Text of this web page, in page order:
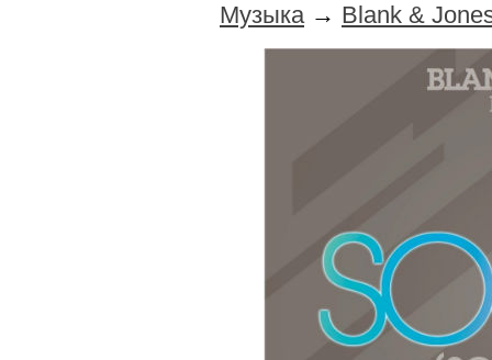
Музыка→ Blank &